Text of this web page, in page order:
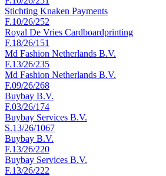
Stichting Knaken Payments
F.10/26/252
Royal De Vries Cardboardprinting
F.18/26/151
Md Fashion Netherlands B.V.
F.13/26/235
Md Fashion Netherlands B.V.
F.09/26/268
Buybay B.V.
F.03/26/174
Buybay Services B.V.
S.13/26/1067
Buybay B.V.
F.13/26/220
Buybay Services B.V.
F.13/26/222